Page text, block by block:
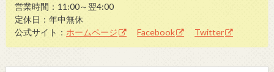
営業時間：11:00～翌4:00
定休日：年中無休
公式サイト： ホームページ Facebook Twitter